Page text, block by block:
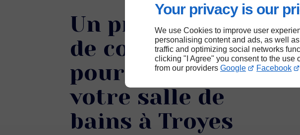
Your privacy is our
We use Cookies to improve user
personalising content and ads, as well
traffic and optimizing social networks
clicking "I Agree" you consent to the use
from our providers Google Facebook
Un prestataire
de confiance
pour aménager
votre salle de
bains à Troyes